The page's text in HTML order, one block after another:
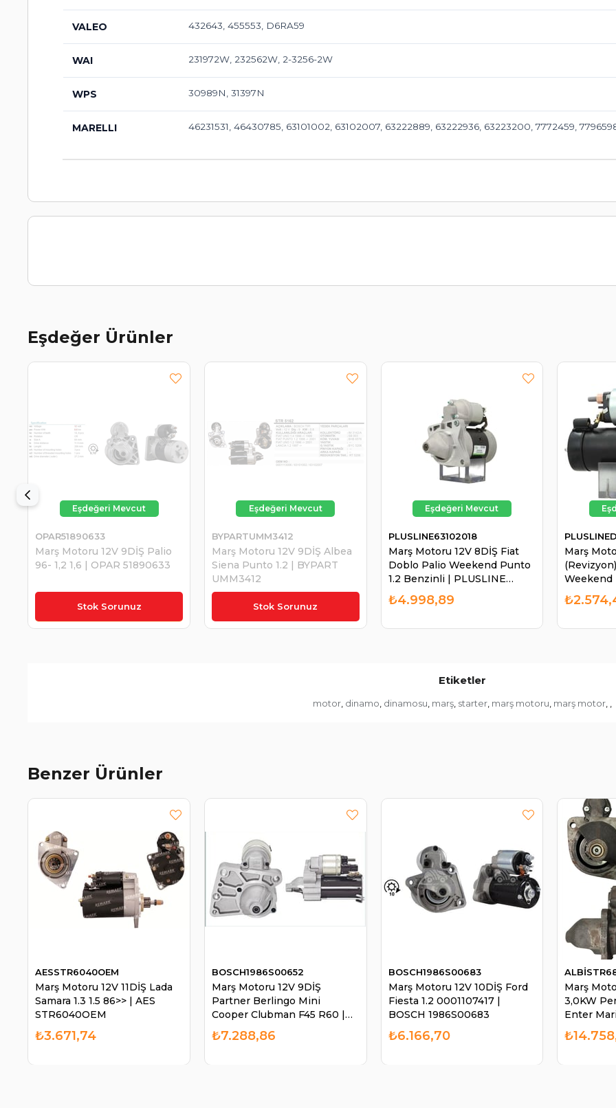
VALEO 432643, 455553, D6RA59
WAI 231972W, 232562W, 2-3256-2W
WPS 30989N, 31397N
MARELLI 46231531, 46430785, 63101002, 63102007, 63222889, 63222936, 63223200, 7772459,
Eşdeğer Ürünler
Stok Sorunuz
Marş Motoru 12V 9DİŞ Palio
96- 1,2 1,6 | OPAR 51890633
OPAR51890633
Stok Sorunuz
Marş Motoru 12V 9DİŞ Albea
Siena Punto 1.2 | BYPART
UMM3412
BYPARTUMM3412
₺4.519,95
Marş Motoru 12V 8DİŞ Fiat
Doblo Palio Weekend Punto
1.2 Benzinli | PLUSLINE
63102018
PLUSLINE63102018
₺4.998,89
Marş
Weekend
Etiketler
motor, dinamo dinamosu marş, starter, marş motoru marş motor,
Benzer Ürünler
Marş Motoru 12V 11DİŞ Lada
Samara 1.3 1.5 86>> | AES
STR6040OEM
AESSTR6040OEM
₺3.671,74
Marş Motoru 12V 9DİŞ
Partner Berlingo Mini
Cooper Clubman F45 R60 |
BOSCH 1986S00652
BOSCH1986S00652
₺7.288,86
Marş Motoru 12V 10DİŞ Ford
Fiesta 1.2 0001107417 |
BOSCH 1986S00683
BOSCH1986S00683
₺6.166,70
Marş
3,0KW
Enter
STR6834